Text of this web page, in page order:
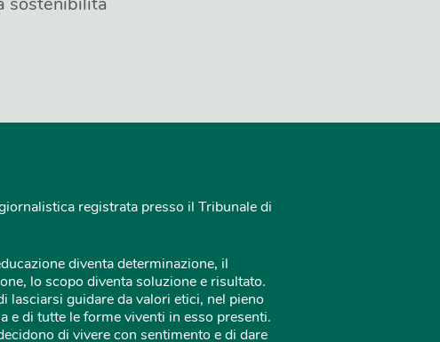
registrata presso il Tribunale di
diventa determinazione, il
lo scopo diventa soluzione e risultato.
lasciarsi guidare da valori etici, nel pieno
e di tutte le forme viventi in esso presenti.
di vivere con sentimento e di dare